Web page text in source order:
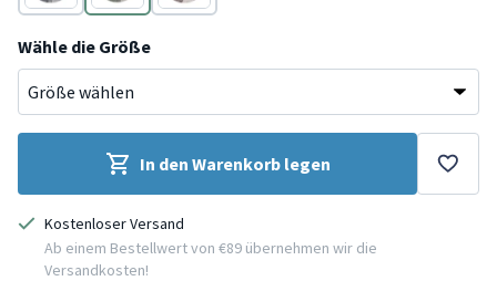
Grau Grün
Grau
Wähle die Größe
In den Warenkorb legen
Kostenloser Versand
Ab einem Bestellwert von €89 übernehmen wir die
Versandkosten!